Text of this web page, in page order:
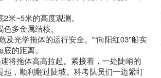
~5米的高度观测。
多金属结核。
光学拖体的运行安全。”“向阳红03”船实
的距离。
将拖体高高拉起。紧接着，一处陡峭的
，顺利翻过陡坡。科考队员们一边紧盯